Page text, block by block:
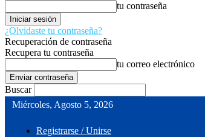
tu contraseña
¿Olvidaste tu contraseña?
Recuperación de contraseña
Recupera tu contraseña
tu correo electrónico
Buscar
Miércoles, Agosto 5, 2026
Registrarse / Unirse